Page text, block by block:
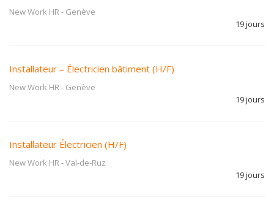
New Work HR- Genève
19 jours
Installateur – Électricien bâtiment (H/F)
New Work HR- Genève
19 jours
Installateur Électricien (H/F)
New Work HR-Val-de-Ruz
19 jours